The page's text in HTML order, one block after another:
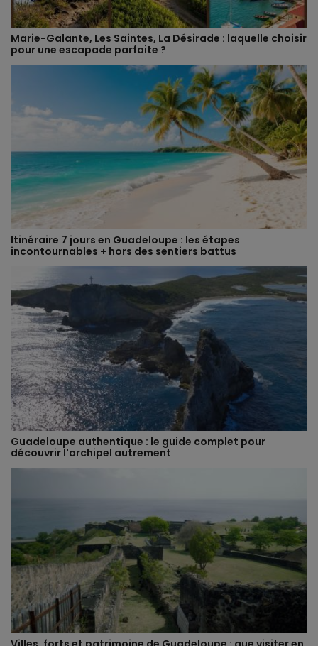
Marie-Galante, Les Saintes, La Désirade : laquelle choisir
pour une escapade parfaite ?
Itinéraire 7 jours en Guadeloupe : les étapes
incontournables + hors des sentiers battus
Guadeloupe authentique : le guide complet pour
découvrir l'archipel autrement